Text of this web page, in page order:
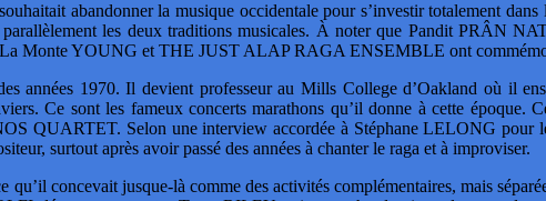
abandonner la musique occidentale pour s’investir totalement
parallèlement les deux traditions musicales. À noter que Pandit
Monte YOUNG et THE JUST ALAP RAGA ENSEMBLE ont
années 1970. Il devient professeur au Mills College d’Oakland où il
Ce sont les fameux concerts marathons qu’il donne à cette époque.
QUARTET. Selon une interview accordée à Stéphane LELONG pour
surtout après avoir passé des années à chanter le raga et à improviser.
concevait jusque-là comme des activités complémentaires, mais